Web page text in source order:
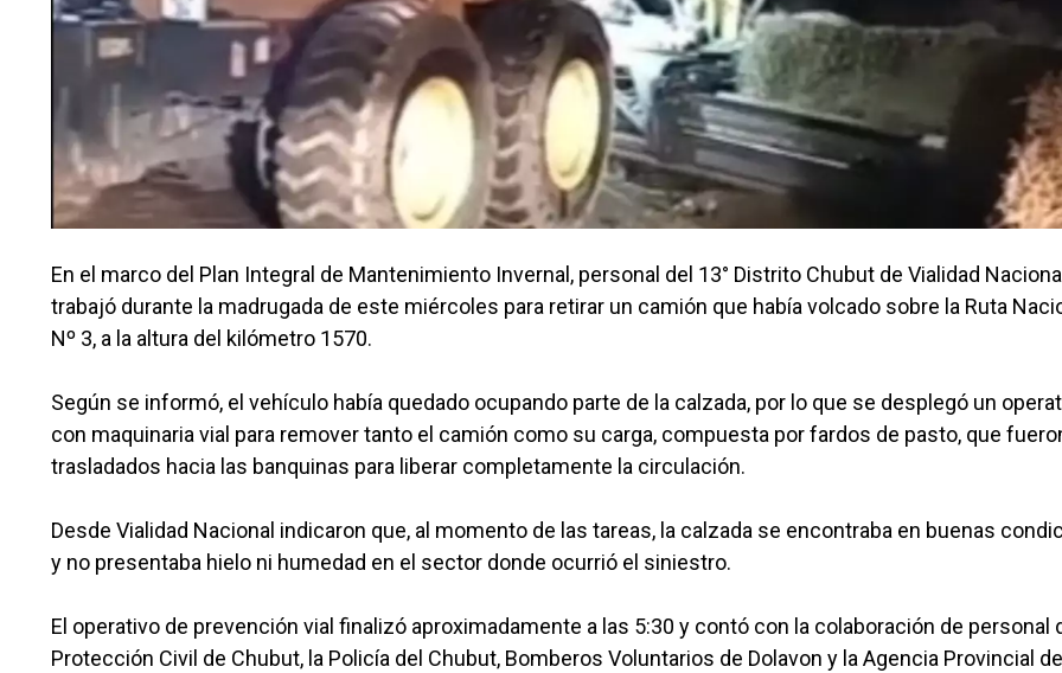
En el marco del Plan Integral de Mantenimiento Invernal, personal del 13° Distrito Chubut de Vialidad Nacional
trabajó durante la madrugada de este miércoles para retirar un camión que había volcado sobre la Ruta
Nº 3, a la altura del kilómetro 1570.
Según se informó, el vehículo había quedado ocupando parte de la calzada, por lo que se desplegó un
con maquinaria vial para remover tanto el camión como su carga, compuesta por fardos de pasto, que
trasladados hacia las banquinas para liberar completamente la circulación.
Desde Vialidad Nacional indicaron que, al momento de las tareas, la calzada se encontraba en buenas
y no presentaba hielo ni humedad en el sector donde ocurrió el siniestro.
El operativo de prevención vial finalizó aproximadamente a las 5:30 y contó con la colaboración de personal
Protección Civil de Chubut, la Policía del Chubut, Bomberos Voluntarios de Dolavon y la Agencia Provincial de